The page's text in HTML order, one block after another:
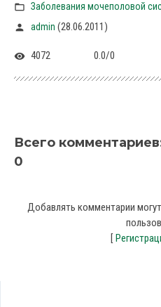
Заболевания мочеполовой
admin (28.06.2011)
4072 0.0/0
Всего комментариев
0
Добавлять комментарии
[